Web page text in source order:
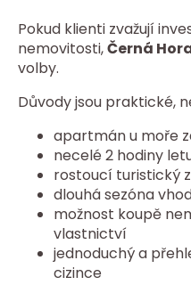
Pokud klienti zvažují
nemovitosti,Černá
volby.
Důvody jsou praktické,
apartmán u moře
necelé 2 hodiny
rostoucí turistický
dlouhá sezóna
možnost koupě
vlastnictví
jednoduchý a
cizince